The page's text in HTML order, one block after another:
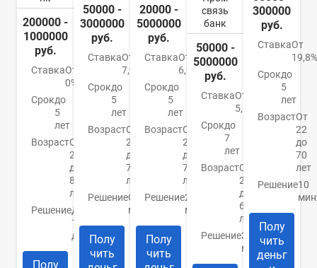
200000 -
1000000
руб.
СтавкаОт
0%
Срокдо
5
лет
ВозрастОт
20
до
85
лет
РешениеДо
1
дня
Полу
50000 -
3000000
руб.
СтавкаОт
7,9%
Срокдо
5
лет
ВозрастОт
21
до
70
лет
РешениеОт 15
минут
Полу
чить
20000 -
5000000
руб.
СтавкаОт
6,9%
Срокдо
5
лет
ВозрастОт
20
до
70
лет
Решение2
минуты
Полу
чить
связь
банк
50000 -
5000000
руб.
СтавкаОт
5,5%
Срокдо
7
лет
ВозрастОт
23
до
65
лет
РешениеЗа 5
минут
300000
руб.
СтавкаОт
19,8%
Срокдо
5
лет
ВозрастОт
22
до
70
лет
Решение10
Полу
чить
деньг